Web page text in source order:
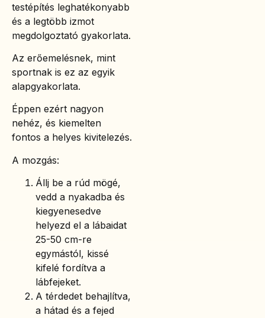
testépítés leghatékonyabb
és a legtöbb izmot
megdolgoztató gyakorlata.
Az erőemelésnek, mint
sportnak is ez az egyik
alapgyakorlata.
Éppen ezért nagyon
nehéz, és kiemelten
fontos a helyes kivitelezés.
A mozgás:
Állj be a rúd mögé,
vedd a nyakadba és
kiegyenesedve
helyezd el a lábaidat
25-50 cm-re
egymástól, kissé
kifelé fordítva a
lábfejeket.
A térdedet behajlítva,
a hátad és a fejed